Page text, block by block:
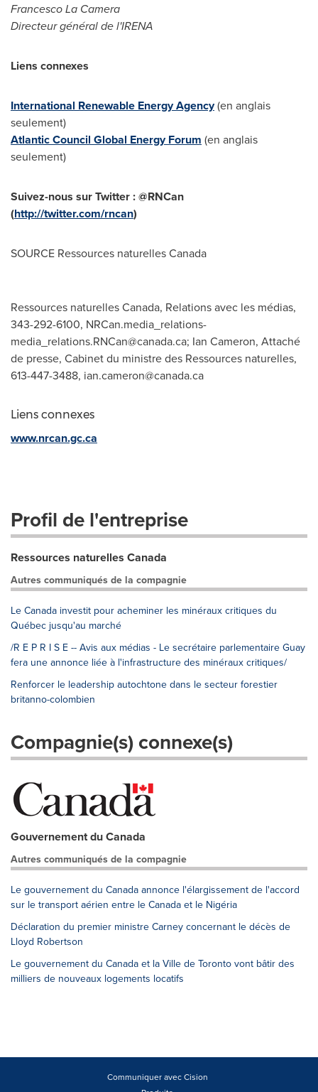
Francesco La Camera
Directeur général de l'IRENA
Liens connexes
International Renewable Energy Agency(en anglais
seulement)
Atlantic Council Global Energy Forum (en anglais
seulement)
Suivez-nous sur Twitter : @RNCan
(http://twitter.com/rncan)
SOURCE Ressources naturelles Canada
Ressources naturelles Canada, Relations avec les médias,
343-292-6100, NRCan.media_relations-
media_relations.RNCan@canada.ca; Ian Cameron, Attaché
de presse, Cabinet du ministre des Ressources naturelles,
613-447-3488, ian.cameron@canada.ca
Liens connexes
www.nrcan.gc.ca
Profil de l'entreprise
Ressources naturelles Canada
Autres communiqués de la compagnie
Le Canada investit pour acheminer les minéraux critiques du
Québec jusqu'au marché
/R E P R I S E -- Avis aux médias - Le secrétaire parlementaire Guay
fera une annonce liée à l'infrastructure des minéraux critiques/
Renforcer le leadership autochtone dans le secteur forestier
britanno-colombien
Compagnie(s) connexe(s)
Gouvernement du Canada
Autres communiqués de la compagnie
Le gouvernement du Canada annonce l'élargissement de l'accord
sur le transport aérien entre le Canada et le Nigéria
Déclaration du premier ministre Carney concernant le décès de
Lloyd Robertson
Le gouvernement du Canada et la Ville de Toronto vont bâtir des
milliers de nouveaux logements locatifs
Communiquer avec Cision